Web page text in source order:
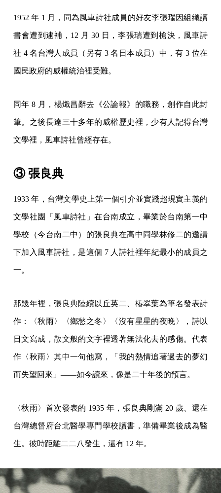
1952 年 1 月，同為風車詩社成員的好友李張瑞因組織讀
書會遭到逮補，12 月 30 日，李張瑞遭到槍決，風車詩
社 4 名台灣人成員（另有 3 名日本成員）中，有 3 位在
國民政府的威權統治裡受難。
同年 8 月，楊熾昌辭去《公論報》的職務，創作自此封
筆。之後長達三十多年的威權歷史裡，少有人記得台灣
文學裡，風車詩社曾經存在。
③ 張良典
1933 年，台灣文學史上第一個引介並實踐超現實主義的
文學社團「風車詩社」在台南成立，畢業於台南第一中
學校（今台南二中）的張良典在高中同學林修二的邀請
下加入風車詩社，是這個 7 人詩社裡年紀最小的成員之
一。
那幾年裡，張良典陸續以丘英二、椿翠葉為筆名發表詩
作：〈秋雨〉〈鄉愁之冬〉〈沒有星星的夜晚〉，詩以
日文寫成，散文般的文字裡透著無法化去的感傷。代表
作〈秋雨〉其中一句他寫，「我的熱情追著過去的夢幻
而失望回來」——如今讀來，像是二十年後的預言。
〈秋雨〉首次發表的 1935 年，張良典剛滿 20 歲、還在
台灣總督府台北醫學專門學校讀書，準備畢業後成為醫
生。彼時距離二二八發生，還有 12 年。